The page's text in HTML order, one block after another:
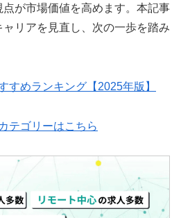
が市場価値を高めます。本記事
リアを見直し、次の一歩を踏み
すめランキング【2025年版】
テゴリーはこちら